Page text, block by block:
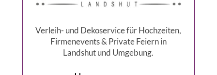
Verleih- und Dekoservice für Hochzeiten,
Firmenevents & Private Feiern in
Landshut und Umgebung.